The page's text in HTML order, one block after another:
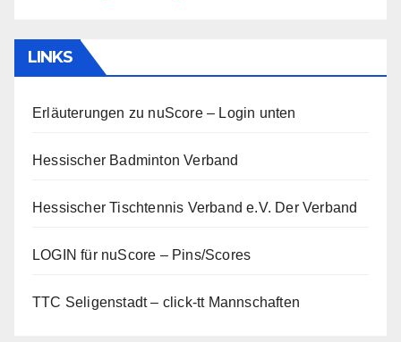
LINKS
Erläuterungen zu nuScore– Login unten
Hessischer Badminton Verband
Hessischer Tischtennis Verband e.V. Der Verband
LOGIN für nuScore – Pins/Scores
TTC Seligenstadt – click-tt Mannschaften